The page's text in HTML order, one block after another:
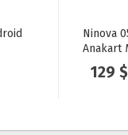
Ninova
129